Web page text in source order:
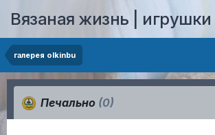
Вязаная жизнь | игрушки
галерея olkinbu
Печально (0)